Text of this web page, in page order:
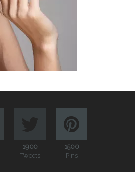
1900
Tweets
1500
Pins